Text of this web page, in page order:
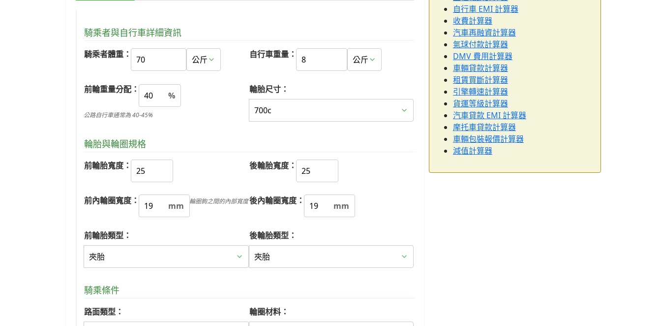
騎乘者與自行車詳細資訊
騎乘者體重： 自行車重量：
前輪重量分配：
%
公路自行車通常為 40-45%
輪胎尺寸：
輪胎與輪圈規格
前輪胎寬度： 後輪胎寬度：
前內輪圈寬度： mm 輪圈鉤之間的內部寬度後內輪圈寬度： mm
前輪胎類型： 後輪胎類型：
騎乘條件
路面類型： 輪圈材料：
自行車 EMI 計算器
收費計算器
汽車再融資計算器
氣球付款計算器
DMV 費用計算器
車輛貸款計算器
租賃買斷計算器
引擎轉速計算器
貨運等級計算器
汽車貸款 EMI 計算器
摩托車貸款計算器
車輛包裝報價計算器
減值計算器